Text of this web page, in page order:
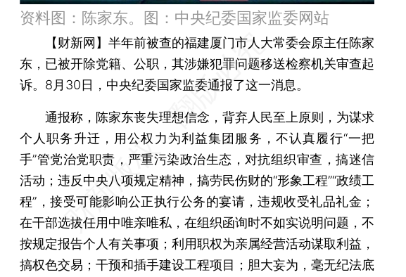
资料图：陈家东。图：中央纪委国家监委网站
【财新网】 半年前被查的福建厦门市人大常委会原主任陈家
东，已被开除党籍、公职，其涉嫌犯罪问题移送检察机关审查起
诉。8月30日，中央纪委国家监委通报了这一消息。
通报称，陈家东丧失理想信念，背弃人民至上原则，为谋求
个人职务升迁，用公权力为利益集团服务，不认真履行“一把
手”管党治党职责，严重污染政治生态，对抗组织审查，搞迷信
活动；违反中央八项规定精神，搞劳民伤财的“形象工程”“政绩工
程”，接受可能影响公正执行公务的宴请，违规收受礼品礼金；
在干部选拔任用中唯亲唯私，在组织函询时不如实说明问题，不
按规定报告个人有关事项；利用职权为亲属经营活动谋取利益，
搞权色交易；干预和插手建设工程项目；胆大妄为，毫无纪法底